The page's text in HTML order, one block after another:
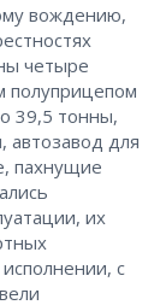
вождению,
четыре
полуприцепом
39,5 тонны,
автозавод для
пахнущие
их
с